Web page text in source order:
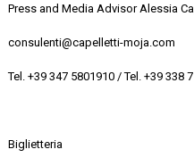
Press and Media Advisor Alessia
consulenti@capelletti-moja.com
Tel. +39 347 5801910 / Tel. +39 338
Biglietteria